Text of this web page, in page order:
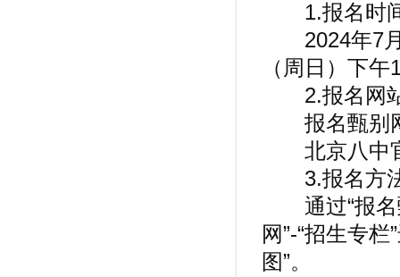
1.报名时
2024年7月
（周日）下午
2.报名网
报名甄别
北京八中
3.报名方
通过“报名
网”-“招生专
图”。